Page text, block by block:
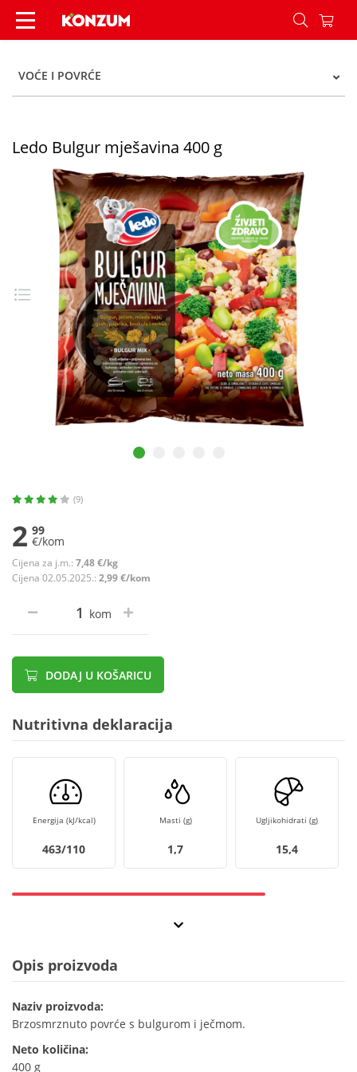
Ledo Bulgur mješavina 400 g - Konzum
VOĆE I POVRĆE
Ledo Bulgur mješavina 400 g
(9)
2 99
€/kom
Cijena za j.m.: 7,48 €/kg
Cijena 02.05.2025.: 2,99 €/kom
kom
DODAJ U KOŠARICU
Nutritivna deklaracija
Energija (kJ/kcal)
463/110
Masti (g)
1,7
Ugljikohidrati (g)
15,4
Opis proizvoda
Naziv proizvoda:
Brzosmrznuto povrće s bulgurom i ječmom.
Neto količina:
400 g